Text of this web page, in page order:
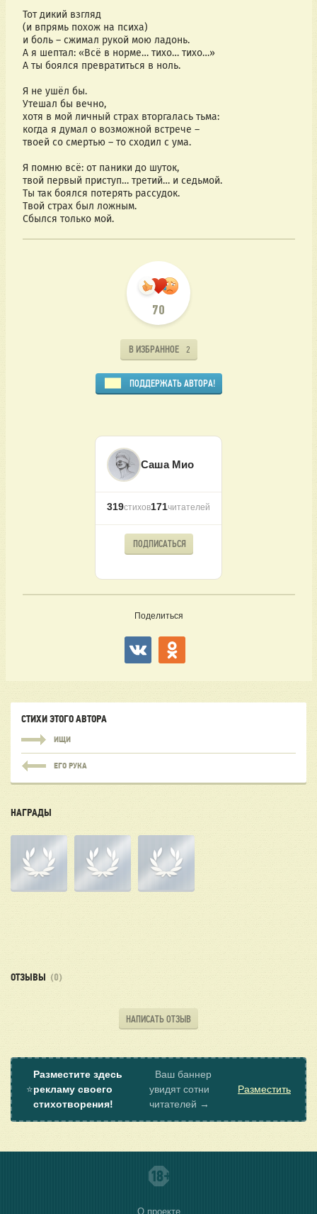
Тот дикий взгляд
(и впрямь похож на психа)
и боль – сжимал рукой мою ладонь.
А я шептал: «Всё в норме… тихо… тихо…»
А ты боялся превратиться в ноль.
Я не ушёл бы.
Утешал бы вечно,
хотя в мой личный страх вторгалась тьма:
когда я думал о возможной встрече –
твоей со смертью – то сходил с ума.
Я помню всё: от паники до шуток,
твой первый приступ… третий… и седьмой.
Ты так боялся потерять рассудок.
Твой страх был ложным.
Сбылся только мой.
70
В ИЗБРАННОЕ 2
ПОДДЕРЖАТЬ АВТОРА!
Саша Мио
319стихов171читателей
ПОДПИСАТЬСЯ
Поделиться
СТИХИ ЭТОГО АВТОРА
ИЩИ
ЕГО РУКА
НАГРАДЫ
ОТЗЫВЫ (0)
НАПИСАТЬ ОТЗЫВ
⭐
Разместите здесь
рекламу своего
стихотворения!
Ваш баннер
увидят сотни
читателей →
Разместить
О проекте